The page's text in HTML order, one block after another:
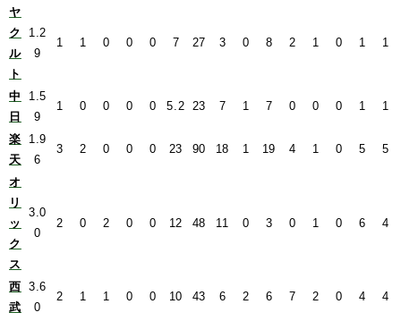
ヤ
ク
ル
ト
1.2
9
1 1 0 0 0 7 27 3 0 8 2 1 0 1 1
中
日
1.5
9
1 0 0 0 0 5.2 23 7 1 7 0 0 0 1 1
楽
天
1.9
6
3 2 0 0 0 23 90 18 1 19 4 1 0 5 5
オ
リ
ッ
ク
ス
3.0
0
2 0 2 0 0 12 48 11 0 3 0 1 0 6 4
西
武
3.6
0
2 1 1 0 0 10 43 6 2 6 7 2 0 4 4